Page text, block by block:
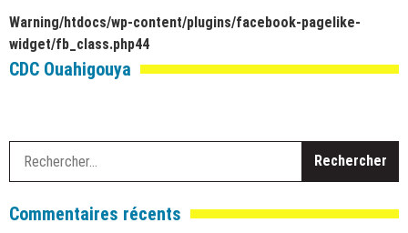
Warning/htdocs/wp-content/plugins/facebook-pagelike-
widget/fb_class.php44
CDC Ouahigouya
Commentaires récents